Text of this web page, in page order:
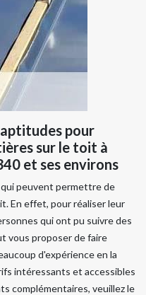
pour
sur le toit à
et ses environs
peuvent permettre de
En effet, pour réaliser leur
qui ont pu suivre des
vous proposer de faire
d'expérience en la
intéressants et accessibles
complémentaires, veuillez le